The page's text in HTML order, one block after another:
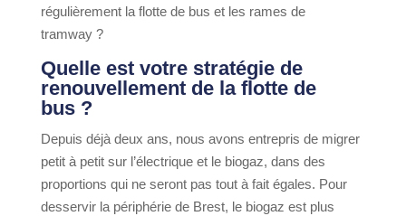
régulièrement la flotte de bus et les rames de
tramway ?
Quelle est votre stratégie de
renouvellement de la flotte de
bus ?
Depuis déjà deux ans, nous avons entrepris de migrer
petit à petit sur l’électrique et le biogaz, dans des
proportions qui ne seront pas tout à fait égales. Pour
desservir la périphérie de Brest, le biogaz est plus